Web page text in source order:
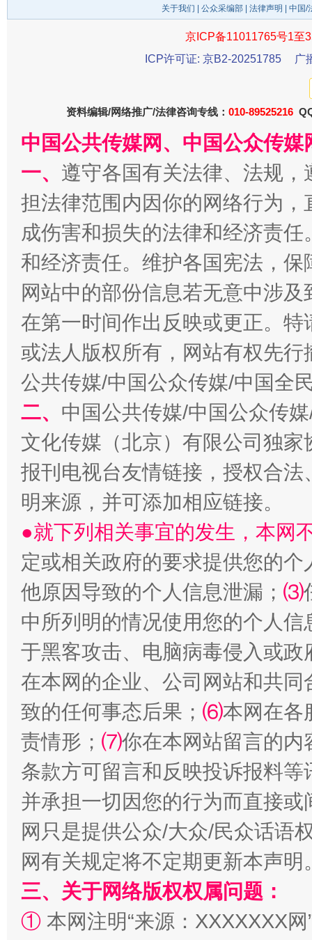
魏明
“刷贴”乱象丛生
生
解纷+调解+退费，一次搞定
站台名比不上好声名
关于我们 公众采编部 法律声明 | 中国
京ICP备11011765号1至
ICP许可证: 京B2-20251785
广
资料编辑/网络推广/法律咨询专线： 010-89525216
中国公共传媒网、中国公众传
一、 遵守各国有关法律、法规
担法律范围内因你的网络行为
成伤害和损失的法律和经济责
和经济责任。维护各国宪法，
网站中的部份信息若无意中涉
在第一时间作出反映或更正。
或法人版权所有，网站有权先
公共传媒/中国公众传媒/中国全
二、 中国公共传媒/中国公众传
文化传媒（北京）有限公司独
报刊电视台友情链接，授权合
明来源，并可添加相应链接。
●就下列相关事宜的发生，本网
定或相关政府的要求提供您的个
他原因导致的个人信息泄漏； ⑶
中所列明的情况使用您的个人
于黑客攻击、电脑病毒侵入或
在本网的企业、公司网站和共
致的任何事态后果； ⑹本网在各
责情形； ⑺你在本网站留言的内
条款方可留言和反映投诉报料
并承担一切因您的行为而直接
网只是提供公众/大众/民众话语
网有关规定将不定期更新本声明
三、关于网络版权权属问题：
① 本网注明“来源：XXXXXXX